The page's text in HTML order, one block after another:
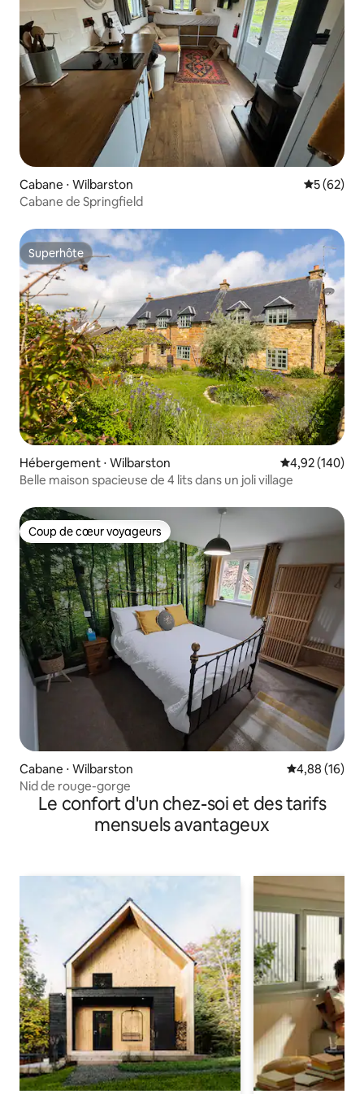
Cabane ⋅ Wilbarston
5 (62)
Cabane de Springfield
Superhôte
Superhôte
Hébergement ⋅ Wilbarston Évaluation
4,92 (140)
Belle maison spacieuse de 4 lits dans un joli village
Coup de cœur voyageurs
Coup de cœur voyageurs
Cabane ⋅ Wilbarston Évaluation
4,88 (16)
Nid de rouge-gorge
Le confort d'un chez-soi et des tarifs
mensuels avantageux